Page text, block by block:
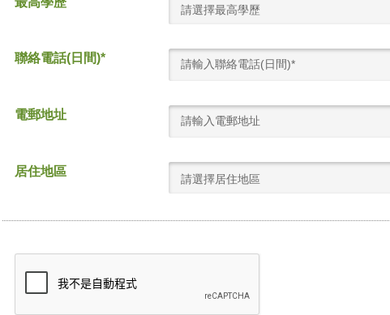
請選擇最高學歷
聯絡電話(日間)*
電郵地址
居住地區
請選擇居住地區